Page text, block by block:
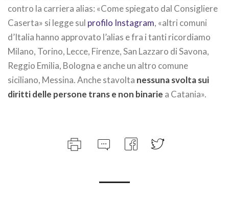
contro la carriera alias: «Come spiegato dal Consigliere
Caserta» si legge sul profilo Instagram, «altri comuni
d’Italia hanno approvato l’alias e fra i tanti ricordiamo
Milano, Torino, Lecce, Firenze, San Lazzaro di Savona,
Reggio Emilia, Bologna e anche un altro comune
siciliano, Messina. Anche stavolta nessuna svolta sui
diritti delle persone trans e non binarie a Catania».